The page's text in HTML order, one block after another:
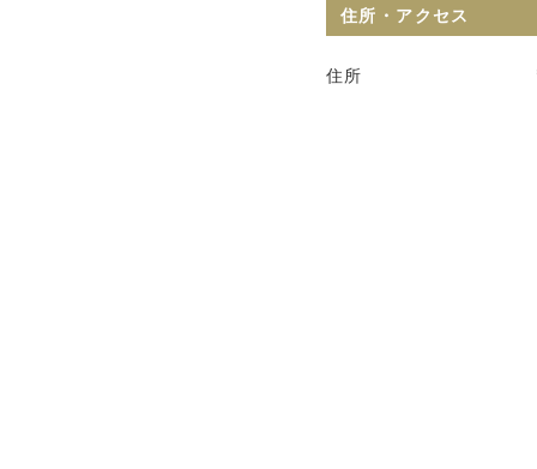
住所・アクセス
住所